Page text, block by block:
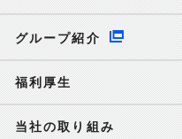
グループ紹介
福利厚生
当社の取り組み